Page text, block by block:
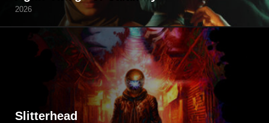
2026
Slitterhead